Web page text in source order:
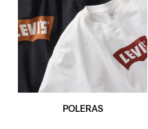
POLERAS